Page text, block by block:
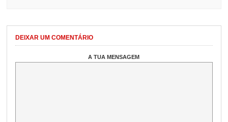
DEIXAR UM COMENTÁRIO
A TUA MENSAGEM